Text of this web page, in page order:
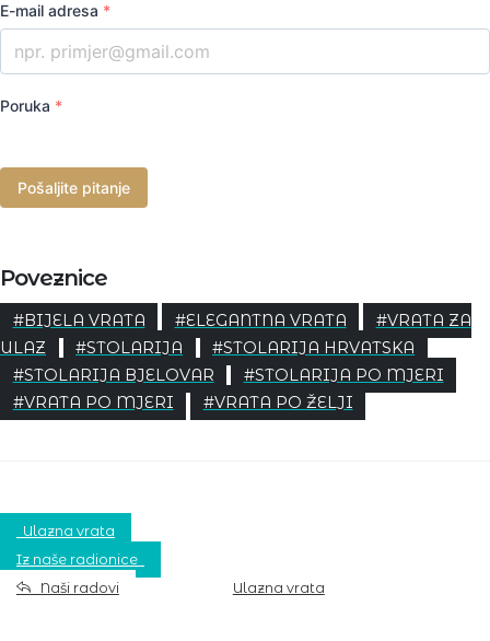
E-mail adresa *
Poruka *
Pošaljite pitanje
Poveznice
#BIJELA VRATA #ELEGANTNA VRATA
#VRATA ZA
ULAZ
#STOLARIJA
#STOLARIJA HRVATSKA
#STOLARIJA BJELOVAR
#STOLARIJA PO MJERI
#VRATA PO MJERI
#VRATA PO ŽELJI
Ulazna vrata
Iz naše radionice
Naši radovi
Ulazna vrata